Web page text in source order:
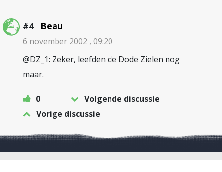
#4 Beau
6 november 2002 , 09:20
@DZ_1: Zeker, leefden de Dode Zielen nog
maar.
0
Volgende discussie
Vorige discussie